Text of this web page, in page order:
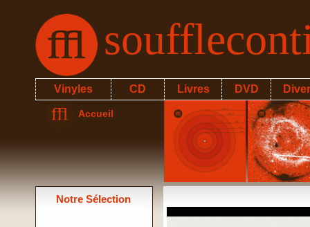
Vinyles CD Livres DVD
Accueil
Notre Sélection